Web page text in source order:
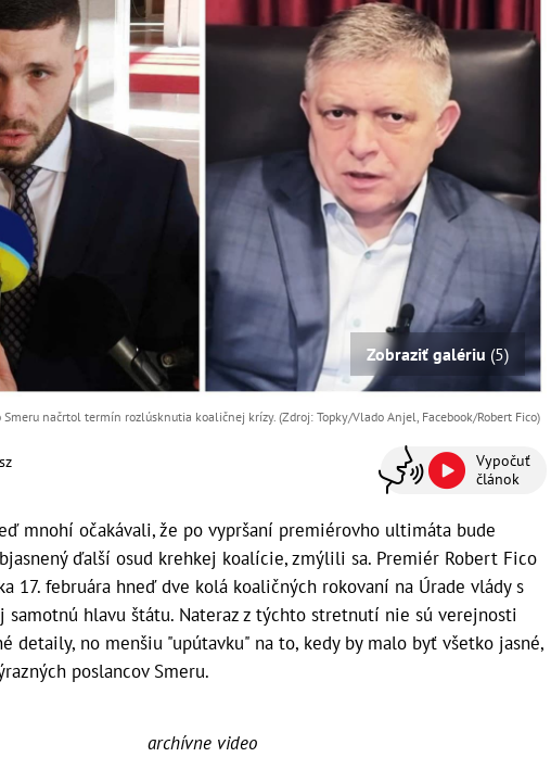
Zobraziť galériu (5)
Smeru načrtol termín rozlúsknutia koaličnej krízy. (Zdroj: Topky/Vlado Anjel, Facebook/Robert Fico)
Vypočuť
článok
mnohí očakávali, že po vypršaní premiérovho ultimáta bude
ďalší osud krehkej koalície, zmýlili sa. Premiér Robert Fico
17. februára hneď dve kolá koaličných rokovaní na Úrade vlády s
samotnú hlavu štátu. Nateraz z týchto stretnutí nie sú verejnosti
detaily, no menšiu "upútavku" na to, kedy by malo byť všetko jasné,
poslancov Smeru.
archívne video